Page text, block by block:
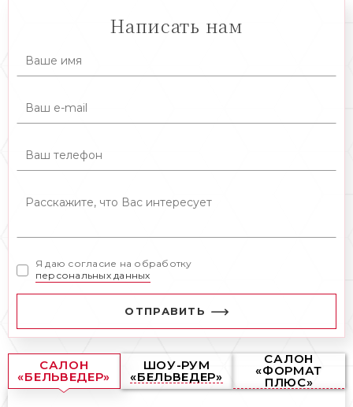
Написать нам
Я даю согласие на обработку
персональных данных
ОТПРАВИТЬ
САЛОН
«БЕЛЬВЕДЕР»
ШОУ-РУМ
«БЕЛЬВЕДЕР»
САЛОН
«ФОРМАТ
ПЛЮС»